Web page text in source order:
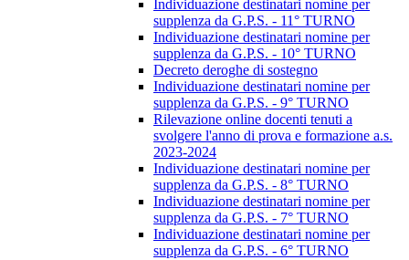
Individuazione destinatari nomine per
supplenza da G.P.S. - 11° TURNO
Individuazione destinatari nomine per
supplenza da G.P.S. - 10° TURNO
Decreto deroghe di sostegno
Individuazione destinatari nomine per
supplenza da G.P.S. - 9° TURNO
Rilevazione online docenti tenuti a
svolgere l'anno di prova e formazione a.s.
2023-2024
Individuazione destinatari nomine per
supplenza da G.P.S. - 8° TURNO
Individuazione destinatari nomine per
supplenza da G.P.S. - 7° TURNO
Individuazione destinatari nomine per
supplenza da G.P.S. - 6° TURNO